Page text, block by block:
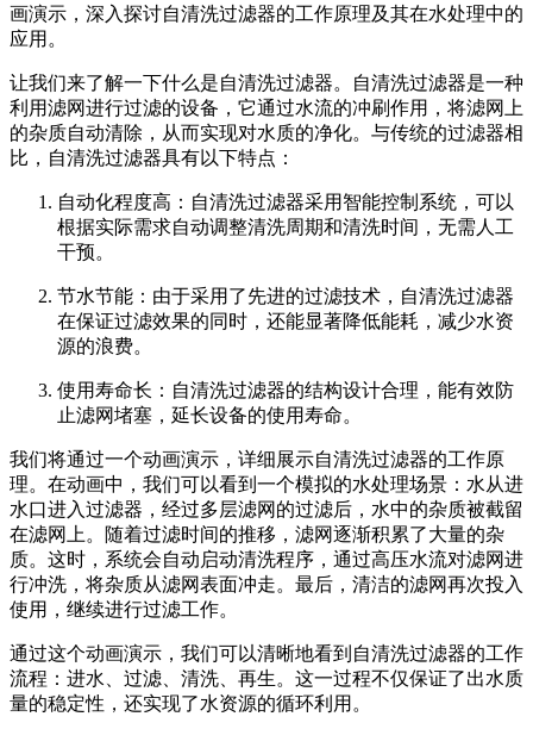
画演示，深入探讨自清洗过滤器的工作原理及其在水处理中的
应用。
让我们来了解一下什么是自清洗过滤器。自清洗过滤器是一种
利用滤网进行过滤的设备，它通过水流的冲刷作用，将滤网上
的杂质自动清除，从而实现对水质的净化。与传统的过滤器相
比，自清洗过滤器具有以下特点：
自动化程度高：自清洗过滤器采用智能控制系统，可以
根据实际需求自动调整清洗周期和清洗时间，无需人工
干预。
节水节能：由于采用了先进的过滤技术，自清洗过滤器
在保证过滤效果的同时，还能显著降低能耗，减少水资
源的浪费。
使用寿命长：自清洗过滤器的结构设计合理，能有效防
止滤网堵塞，延长设备的使用寿命。
我们将通过一个动画演示，详细展示自清洗过滤器的工作原
理。在动画中，我们可以看到一个模拟的水处理场景：水从进
水口进入过滤器，经过多层滤网的过滤后，水中的杂质被截留
在滤网上。随着过滤时间的推移，滤网逐渐积累了大量的杂
质。这时，系统会自动启动清洗程序，通过高压水流对滤网进
行冲洗，将杂质从滤网表面冲走。最后，清洁的滤网再次投入
使用，继续进行过滤工作。
通过这个动画演示，我们可以清晰地看到自清洗过滤器的工作
流程：进水、过滤、清洗、再生。这一过程不仅保证了出水质
量的稳定性，还实现了水资源的循环利用。